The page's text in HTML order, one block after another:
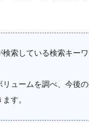
検索している検索キー
リュームを調べ、今後
す。